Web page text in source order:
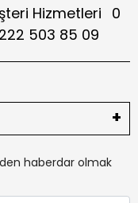
Hizmetleri
0
222 503 85 09
haberdar olmak